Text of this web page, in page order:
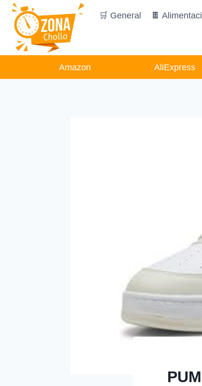
Saltar
contenido
🛒 General 🍫
Amazon AliExpress